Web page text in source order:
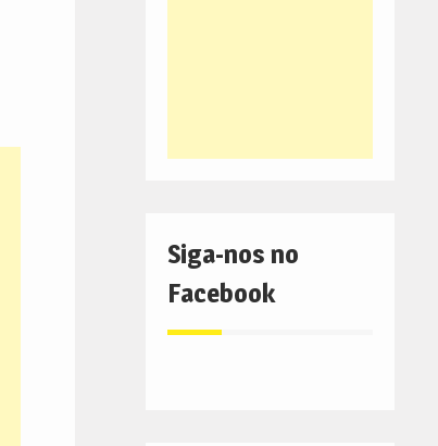
Siga-nos no
Facebook